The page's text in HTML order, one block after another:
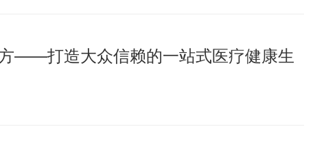
——打造大众信赖的一站式医疗健康生